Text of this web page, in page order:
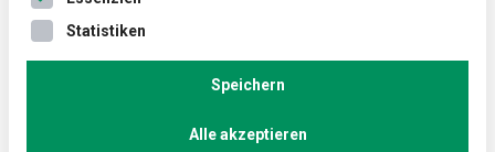
17. September 2020
Wie
Welche Rolle spielt Wissenschaft heute für die
mit Hans-Joachim Fuchtel, Parlamentarischer
Statistiken
Speichern
Alle akzeptieren